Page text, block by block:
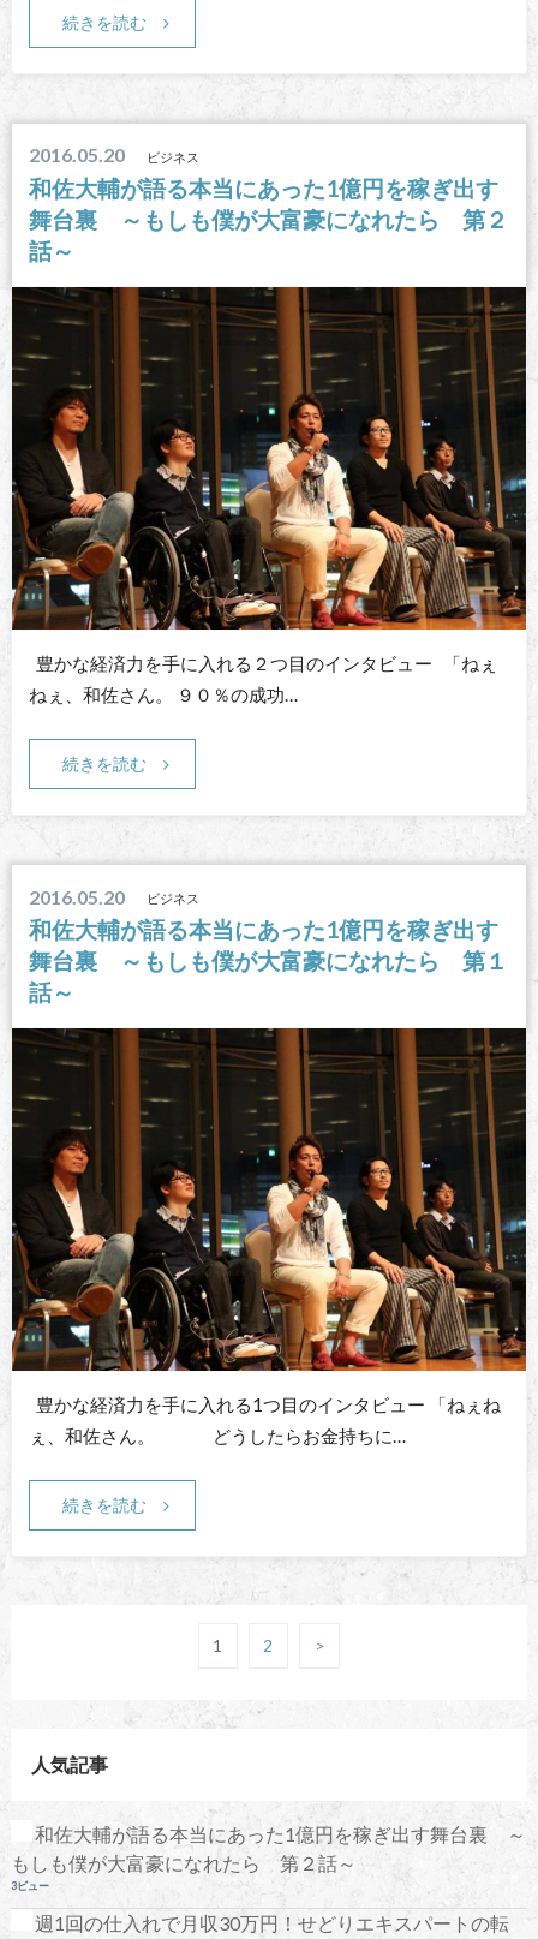
続きを読む
2016.05.20 ビジネス
和佐大輔が語る本当にあった1億円を稼ぎ出す
舞台裏 ～もしも僕が大富豪になれたら 第２
話～
豊かな経済力を手に入れる２つ目のインタビュー 「ねぇ
ねぇ、和佐さん。 ９０％の成功…
続きを読む
2016.05.20 ビジネス
和佐大輔が語る本当にあった1億円を稼ぎ出す
舞台裏 ～もしも僕が大富豪になれたら 第１
話～
豊かな経済力を手に入れる1つ目のインタビュー 「ねぇね
ぇ、和佐さん。 どうしたらお金持ちに…
続きを読む
1 2 >
人気記事
和佐大輔が語る本当にあった1億円を稼ぎ出す舞台裏 ～
もしも僕が大富豪になれたら 第２話～
3ビュー
週1回の仕入れで月収30万円！せどりエキスパートの転